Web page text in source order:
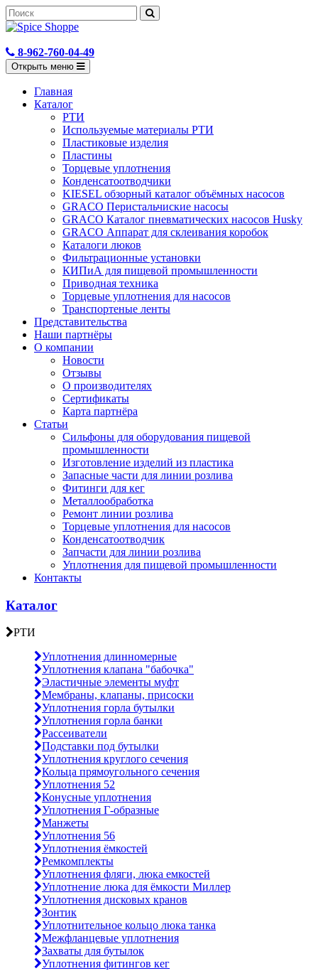
8-962-760-04-49
Открыть меню
Главная
Каталог
РТИ
Используемые материалы РТИ
Пластиковые изделия
Пластины
Торцевые уплотнения
Конденсатоотводчики
KIESEL обзорный каталог объёмных насосов
GRACO Перистальчиские насосы
GRACO Каталог пневматических насосов Husky
GRACO Аппарат для склеивания коробок
Каталоги люков
Фильтрационные установки
КИПиА для пищевой промышленности
Приводная техника
Торцевые уплотнения для насосов
Транспортеные ленты
Представительства
Наши партнёры
О компании
Новости
Отзывы
О производителях
Сертификаты
Карта партнёра
Статьи
Сильфоны для оборудования пищевой
промышленности
Изготовление изделий из пластика
Запасные части для линии розлива
Фитинги для кег
Металлообработка
Ремонт линии розлива
Торцевые уплотнения для насосов
Конденсатоотводчик
Запчасти для линии розлива
Уплотнения для пищевой промышленности
Контакты
Каталог
РТИ
Уплотнения длинномерные
Уплотнения клапана "бабочка"
Эластичные элементы муфт
Мембраны, клапаны, присоски
Уплотнения горла бутылки
Уплотнения горла банки
Рассеиватели
Подставки под бутылки
Уплотнения круглого сечения
Кольца прямоугольного сечения
Уплотнения 52
Конусные уплотнения
Уплотнения Г-образные
Манжеты
Уплотнения 56
Уплотнения ёмкостей
Ремкомплекты
Уплотнения фляги, люка емкостей
Уплотнение люка для ёмкости Миллер
Уплотнения дисковых кранов
Зонтик
Уплотнительное кольцо люка танка
Межфланцевые уплотнения
Захваты для бутылок
Уплотнения фитингов кег